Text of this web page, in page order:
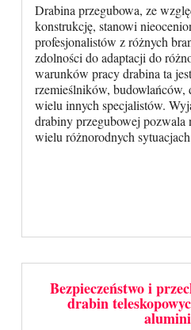
Drabina przegubowa, ze
konstrukcję, stanowi
profesjonalistów z różnych
zdolności do adaptacji do
warunków pracy drabina ta
rzemieślników,
wielu innych specjalistów.
drabiny przegubowej
wielu różnorodnych
Bezpieczeństwo i
drabin